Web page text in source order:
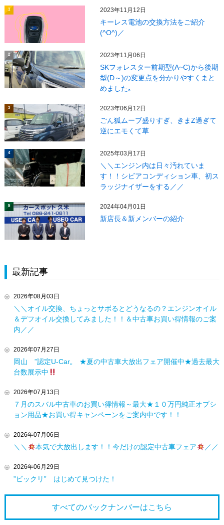
1 2023年11月12日
キーレス電池の交換方法をご紹介
(^O^)／
2 2023年11月06日
SKフォレスター前期型(A~C)から後期
型(D～)の変更点を分かりやすくまと
めました｡
3 2023年06月12日
ごん狐ムーブ盛りすぎ、きまZ過ぎて
逆にエモくて草
4 2025年03月17日
＼＼エンジン内は日々汚れていま
す！！シビアコンディション車、初ス
ラッジナイザーをする／／
5 2024年04月01日
新店長＆新メンバーの紹介
最新記事
2026年08月03日
＼＼オイル交換、ちょっとサボるとどうなるの？エンジンオイル
＆デフオイル交換してみました！！＆中古車お買い得情報のご案
内／／
2026年07月27日
岡山 ”認定U-Car„ ★夏の中古車大放出フェア開催中★過去最大
台数展示中
2026年07月13日
７月のスバル中古車のお買い得情報～最大★１０万円純正オプシ
ョン用品★お買い得キャンペーンをご案内中です！！
2026年07月06日
＼＼ 本気で大放出します！！今だけの認定中古車フェア ／／
2026年06月29日
”ビックリ” はじめて見つけた！
すべてのバックナンバーはこちら